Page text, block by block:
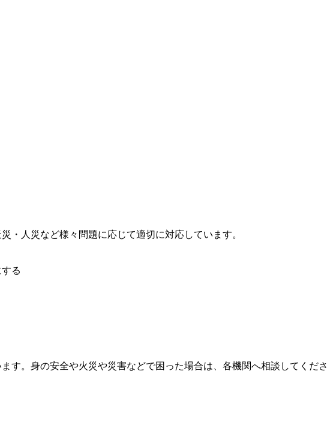
・人災など様々問題に応じて適切に対応しています。
る
す。身の安全や火災や災害などで困った場合は、各機関へ相談してくださ